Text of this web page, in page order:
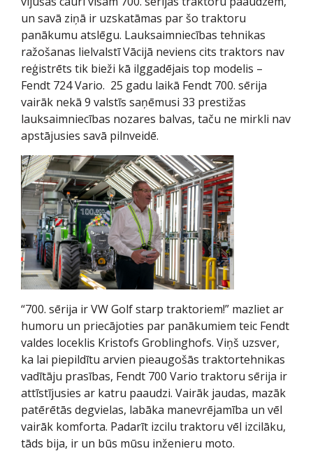
un savā ziņā ir uzskatāmas par šo traktoru
panākumu atslēgu. Lauksaimniecības tehnikas
ražošanas lielvalstī Vācijā neviens cits traktors nav
reģistrēts tik bieži kā ilggadējais top modelis –
Fendt 724 Vario. 25 gadu laikā Fendt 700. sērija
vairāk nekā 9 valstīs saņēmusi 33 prestižas
lauksaimniecības nozares balvas, taču ne mirkli nav
apstājusies savā pilnveidē.
“700. sērija ir VW Golf starp traktoriem!” mazliet ar
humoru un priecājoties par panākumiem teic Fendt
valdes loceklis Kristofs Groblinghofs. Viņš uzsver,
ka lai piepildītu arvien pieaugošās traktortehnikas
vadītāju prasības, Fendt 700 Vario traktoru sērija ir
attīstījusies ar katru paaudzi. Vairāk jaudas, mazāk
patērētās degvielas, labāka manevrējamība un vēl
vairāk komforta. Padarīt izcilu traktoru vēl izcilāku,
tāds bija, ir un būs mūsu inženieru moto.